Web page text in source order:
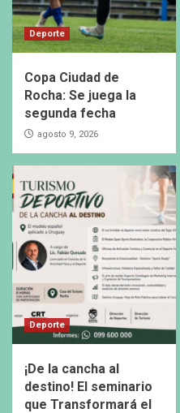
Deporte
Copa Ciudad de
Rocha: Se juega la
segunda fecha
agosto 9, 2026
Deporte
¡De la cancha al
destino! El seminario
que Transformará el